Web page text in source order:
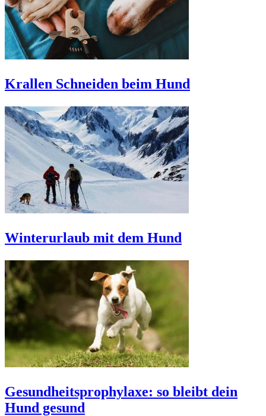
Krallen Schneiden beim Hund
Winterurlaub mit dem Hund
Gesundheitsprophylaxe: so bleibt dein
Hund gesund